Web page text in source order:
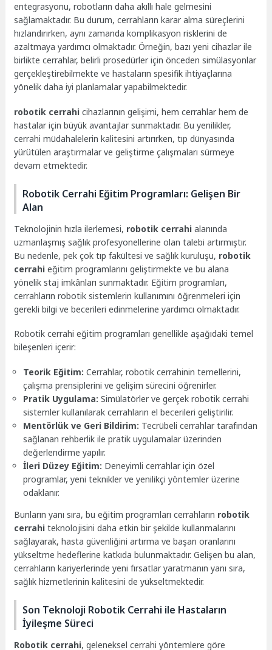
entegrasyonu, robotların daha akıllı hale gelmesini
sağlamaktadır. Bu durum, cerrahların karar alma süreçlerini
hızlandırırken, aynı zamanda komplikasyon risklerini de
azaltmaya yardımcı olmaktadır. Örneğin, bazı yeni cihazlar ile
birlikte cerrahlar, belirli prosedürler için önceden simülasyonlar
gerçekleştirebilmekte ve hastaların spesifik ihtiyaçlarına
yönelik daha iyi planlamalar yapabilmektedir.
robotik cerrahi cihazlarının gelişimi, hem cerrahlar hem de
hastalar için büyük avantajlar sunmaktadır. Bu yenilikler,
cerrahi müdahalelerin kalitesini artırırken, tıp dünyasında
yürütülen araştırmalar ve geliştirme çalışmaları sürmeye
devam etmektedir.
Robotik Cerrahi Eğitim Programları: Gelişen Bir
Alan
Teknolojinin hızla ilerlemesi, robotik cerrahi alanında
uzmanlaşmış sağlık profesyonellerine olan talebi artırmıştır.
Bu nedenle, pek çok tıp fakültesi ve sağlık kuruluşu, robotik
cerrahi eğitim programlarını geliştirmekte ve bu alana
yönelik staj imkânları sunmaktadır. Eğitim programları,
cerrahların robotik sistemlerin kullanımını öğrenmeleri için
gerekli bilgi ve becerileri edinmelerine yardımcı olmaktadır.
Robotik cerrahi eğitim programları genellikle aşağıdaki temel
bileşenleri içerir:
Teorik Eğitim: Cerrahlar, robotik cerrahinin temellerini,
çalışma prensiplerini ve gelişim sürecini öğrenirler.
Pratik Uygulama: Simülatörler ve gerçek robotik cerrahi
sistemler kullanılarak cerrahların el becerileri geliştirilir.
Mentörlük ve Geri Bildirim: Tecrübeli cerrahlar tarafından
sağlanan rehberlik ile pratik uygulamalar üzerinden
değerlendirme yapılır.
İleri Düzey Eğitim: Deneyimli cerrahlar için özel
programlar, yeni teknikler ve yenilikçi yöntemler üzerine
odaklanır.
Bunların yanı sıra, bu eğitim programları cerrahların robotik
cerrahi teknolojisini daha etkin bir şekilde kullanmalarını
sağlayarak, hasta güvenliğini artırma ve başarı oranlarını
yükseltme hedeflerine katkıda bulunmaktadır. Gelişen bu alan,
cerrahların kariyerlerinde yeni fırsatlar yaratmanın yanı sıra,
sağlık hizmetlerinin kalitesini de yükseltmektedir.
Son Teknoloji Robotik Cerrahi ile Hastaların
İyileşme Süreci
Robotik cerrahi, geleneksel cerrahi yöntemlere göre